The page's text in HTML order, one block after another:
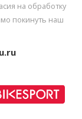
на обработку
покинуть наш